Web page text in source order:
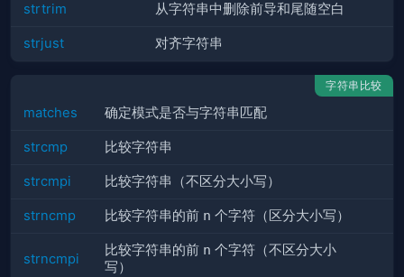
strtrim 从字符串中删除前导和尾随空白
strjust 对齐字符串
字符串比较
matches 确定模式是否与字符串匹配
strcmp 比较字符串
strcmpi 比较字符串（不区分大小写）
strncmp 比较字符串的前 n 个字符（区分大小写）
strncmpi
比较字符串的前 n 个字符（不区分大小
写）